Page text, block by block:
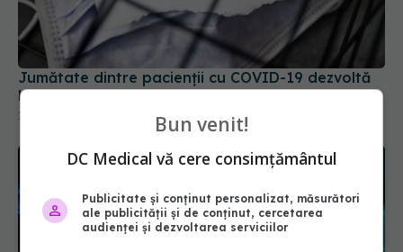
Jumătate dintre pacienții cu COVID-19 dezvoltă
long-COVID
15 dec 2025, 19:11
Bun venit!
DC Medical vă cere consimțământul
Publicitate și conținut personalizat, măsurători
ale publicității și de conținut, cercetarea
audienței și dezvoltarea serviciilor